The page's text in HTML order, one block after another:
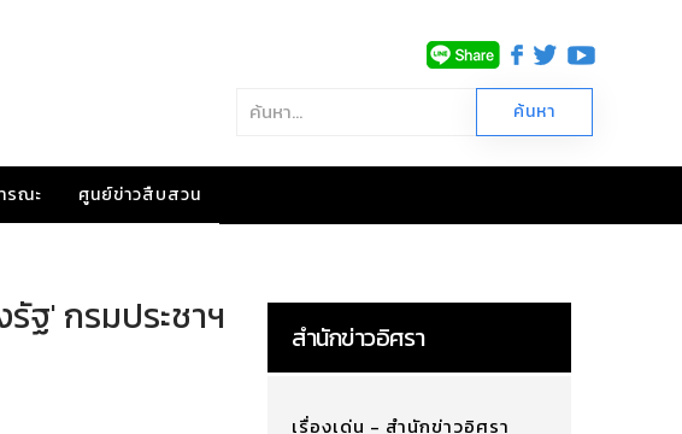
รณะ ศูนย์ข่าวสืบสวน
ฐ' กรมประชาฯ สำนักข่าวอิศรา
เรื่องเด่น - สำนักข่าวอิศรา